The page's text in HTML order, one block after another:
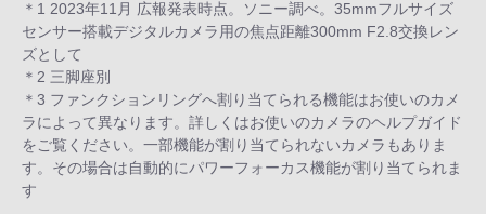
＊1 2023年11月 広報発表時点。ソニー調べ。35mmフルサイズ
センサー搭載デジタルカメラ用の焦点距離300mm F2.8交換レン
ズとして
＊2 三脚座別
＊3 ファンクションリングへ割り当てられる機能はお使いのカメ
ラによって異なります。詳しくはお使いのカメラのヘルプガイド
をご覧ください。一部機能が割り当てられないカメラもありま
す。その場合は自動的にパワーフォーカス機能が割り当てられま
す